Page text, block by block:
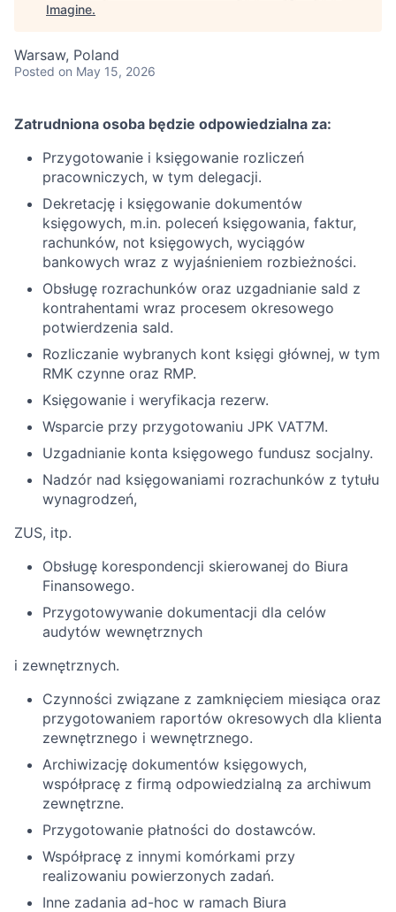
Imagine.
Warsaw, Poland
Posted on May 15, 2026
Zatrudniona osoba będzie odpowiedzialna za:
Przygotowanie i księgowanie rozliczeń
pracowniczych, w tym delegacji.
Dekretację i księgowanie dokumentów
księgowych, m.in. poleceń księgowania, faktur,
rachunków, not księgowych, wyciągów
bankowych wraz z wyjaśnieniem rozbieżności.
Obsługę rozrachunków oraz uzgadnianie sald z
kontrahentami wraz procesem okresowego
potwierdzenia sald.
Rozliczanie wybranych kont księgi głównej, w tym
RMK czynne oraz RMP.
Księgowanie i weryfikacja rezerw.
Wsparcie przy przygotowaniu JPK VAT7M.
Uzgadnianie konta księgowego fundusz socjalny.
Nadzór nad księgowaniami rozrachunków z tytułu
wynagrodzeń,
ZUS, itp.
Obsługę korespondencji skierowanej do Biura
Finansowego.
Przygotowywanie dokumentacji dla celów
audytów wewnętrznych
i zewnętrznych.
Czynności związane z zamknięciem miesiąca oraz
przygotowaniem raportów okresowych dla klienta
zewnętrznego i wewnętrznego.
Archiwizację dokumentów księgowych,
współpracę z firmą odpowiedzialną za archiwum
zewnętrzne.
Przygotowanie płatności do dostawców.
Współpracę z innymi komórkami przy
realizowaniu powierzonych zadań.
Inne zadania ad-hoc w ramach Biura